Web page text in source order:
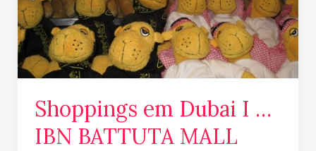
Shoppings em Dubai I …
IBN BATTUTA MALL
em
Dubai
…
BATTUTA